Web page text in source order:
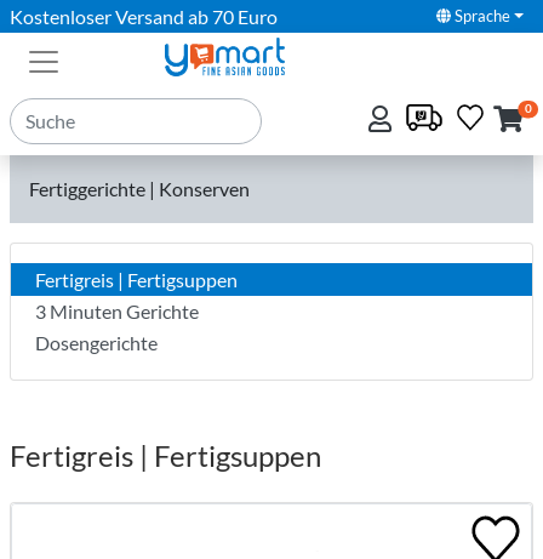
Kostenloser Versand ab 70 Euro Sprache
0
Fertiggerichte | Konserven
Fertigreis | Fertigsuppen
3 Minuten Gerichte
Dosengerichte
Fertigreis | Fertigsuppen